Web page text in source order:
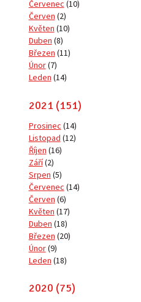
Červenec (10)
Červen (2)
Květen (10)
Duben (8)
Březen (11)
Únor(7)
Leden (14)
2021 (151)
Prosinec (14)
Listopad (12)
Říjen (16)
Září(2)
Srpen (5)
Červenec (14)
Červen (6)
Květen (17)
Duben (18)
Březen (20)
Únor(9)
Leden (18)
2020 (75)